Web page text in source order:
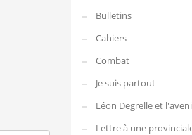
Bulletins
Cahiers
Combat
Je suis partout
Léon Degrelle et
Lettre à une